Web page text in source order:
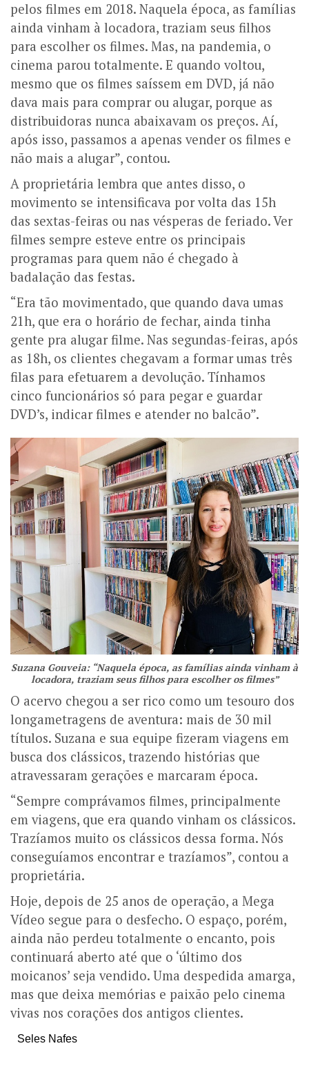
pelos filmes em 2018. Naquela época, as famílias
ainda vinham à locadora, traziam seus filhos
para escolher os filmes. Mas, na pandemia, o
cinema parou totalmente. E quando voltou,
mesmo que os filmes saíssem em DVD, já não
dava mais para comprar ou alugar, porque as
distribuidoras nunca abaixavam os preços. Aí,
após isso, passamos a apenas vender os filmes e
não mais a alugar”, contou.
A proprietária lembra que antes disso, o
movimento se intensificava por volta das 15h
das sextas-feiras ou nas vésperas de feriado. Ver
filmes sempre esteve entre os principais
programas para quem não é chegado à
badalação das festas.
“Era tão movimentado, que quando dava umas
21h, que era o horário de fechar, ainda tinha
gente pra alugar filme. Nas segundas-feiras, após
as 18h, os clientes chegavam a formar umas três
filas para efetuarem a devolução. Tínhamos
cinco funcionários só para pegar e guardar
DVD’s, indicar filmes e atender no balcão”.
Suzana Gouveia: “Naquela época, as famílias ainda vinham à
locadora, traziam seus filhos para escolher os filmes”
O acervo chegou a ser rico como um tesouro dos
longametragens de aventura: mais de 30 mil
títulos. Suzana e sua equipe fizeram viagens em
busca dos clássicos, trazendo histórias que
atravessaram gerações e marcaram época.
“Sempre comprávamos filmes, principalmente
em viagens, que era quando vinham os clássicos.
Trazíamos muito os clássicos dessa forma. Nós
conseguíamos encontrar e trazíamos”, contou a
proprietária.
Hoje, depois de 25 anos de operação, a Mega
Vídeo segue para o desfecho. O espaço, porém,
ainda não perdeu totalmente o encanto, pois
continuará aberto até que o ‘último dos
moicanos’ seja vendido. Uma despedida amarga,
mas que deixa memórias e paixão pelo cinema
vivas nos corações dos antigos clientes.
Seles Nafes